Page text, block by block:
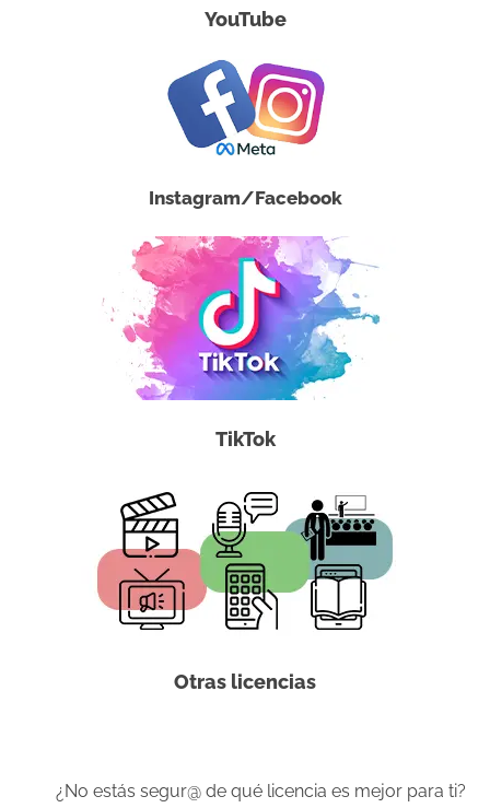
YouTube
Instagram/Facebook
TikTok
Otras licencias
¿No estás segur@ de qué licencia es mejor para ti?